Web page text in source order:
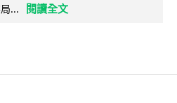
...
閱讀全文